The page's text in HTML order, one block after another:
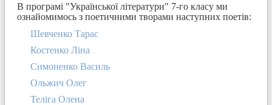
В програмі "Української літератури" 7-го класу ми
ознайомимось з поетичними творами наступних поетів:
Шевченко Тарас
Костенко Ліна
Симоненко Василь
Ольжич Олег
Теліга Олена